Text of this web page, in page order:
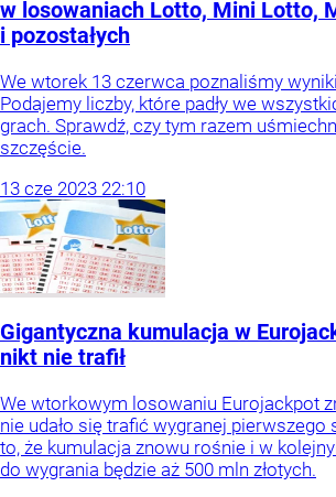
w losowaniach Lotto, Mini Lotto,
i pozostałych
We wtorek 13 czerwca poznaliśmy
Podajemy liczby, które padły we
grach. Sprawdź, czy tym razem
szczęście.
13 cze 2023 22:10
Gigantyczna kumulacja w
nikt nie trafił
We wtorkowym losowaniu Eurojackpot
nie udało się trafić wygranej pierwszego
to, że kumulacja znowu rośnie i w
do wygrania będzie aż 500 mln złotych.